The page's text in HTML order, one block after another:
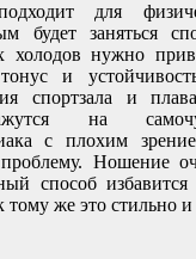
для
будет заняться
холодов нужно
и
спортзала и
на
с плохим
проблему. Ношение
способ избавится
тому же это стильно